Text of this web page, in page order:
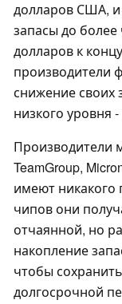
долларов США, и
запасы до
долларов к
производители
снижение своих
низкого уровня
Производители
TeamGroup,
имеют никакого
чипов они
отчаянной, но
накопление
чтобы
долгосрочной